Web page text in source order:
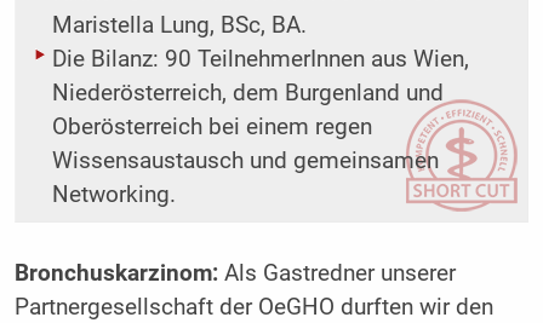
Maristella Lung, BSc, BA.
Die Bilanz: 90 TeilnehmerInnen aus Wien,
Niederösterreich, dem Burgenland und
Oberösterreich bei einem regen
Wissensaustausch und gemeinsamen
Networking.
Bronchuskarzinom:Als Gastredner unserer
Partnergesellschaft der OeGHO durften wir den